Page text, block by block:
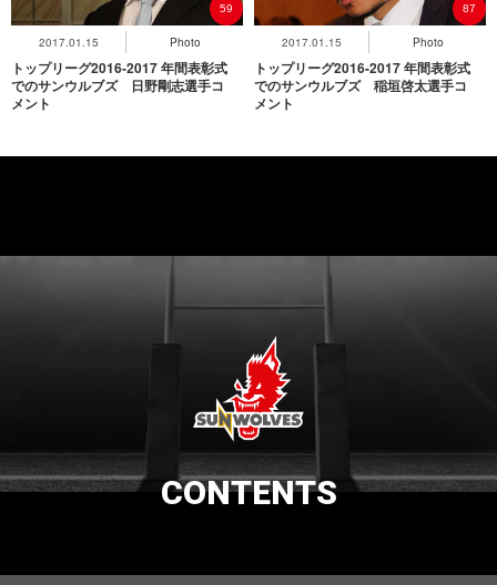
2017.01.15 Photo
59
トップリーグ2016-2017 年間表彰式
でのサンウルブズ 日野剛志選手コ
メント
2017.01.15 Photo
87
トップリーグ2016-2017 年間表彰式
でのサンウルブズ 稲垣啓太選手コ
メント
CONTENTS